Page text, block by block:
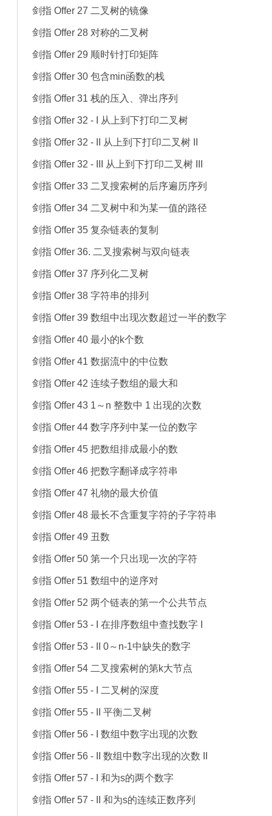
剑指 Offer 27 二叉树的镜像
剑指 Offer 28 对称的二叉树
剑指 Offer 29 顺时针打印矩阵
剑指 Offer 30 包含min函数的栈
剑指 Offer 31 栈的压入、弹出序列
剑指 Offer 32 - I 从上到下打印二叉树
剑指 Offer 32 - II 从上到下打印二叉树 II
剑指 Offer 32 - III 从上到下打印二叉树 III
剑指 Offer 33 二叉搜索树的后序遍历序列
剑指 Offer 34 二叉树中和为某一值的路径
剑指 Offer 35 复杂链表的复制
剑指 Offer 36. 二叉搜索树与双向链表
剑指 Offer 37 序列化二叉树
剑指 Offer 38 字符串的排列
剑指 Offer 39 数组中出现次数超过一半的数字
剑指 Offer 40 最小的k个数
剑指 Offer 41 数据流中的中位数
剑指 Offer 42 连续子数组的最大和
剑指 Offer 43 1～n 整数中 1 出现的次数
剑指 Offer 44 数字序列中某一位的数字
剑指 Offer 45 把数组排成最小的数
剑指 Offer 46 把数字翻译成字符串
剑指 Offer 47 礼物的最大价值
剑指 Offer 48 最长不含重复字符的子字符串
剑指 Offer 49 丑数
剑指 Offer 50 第一个只出现一次的字符
剑指 Offer 51 数组中的逆序对
剑指 Offer 52 两个链表的第一个公共节点
剑指 Offer 53 - I 在排序数组中查找数字 I
剑指 Offer 53 - II 0～n-1中缺失的数字
剑指 Offer 54 二叉搜索树的第k大节点
剑指 Offer 55 - I 二叉树的深度
剑指 Offer 55 - II 平衡二叉树
剑指 Offer 56 - I 数组中数字出现的次数
剑指 Offer 56 - II 数组中数字出现的次数 II
剑指 Offer 57 - I 和为s的两个数字
剑指 Offer 57 - II 和为s的连续正数序列